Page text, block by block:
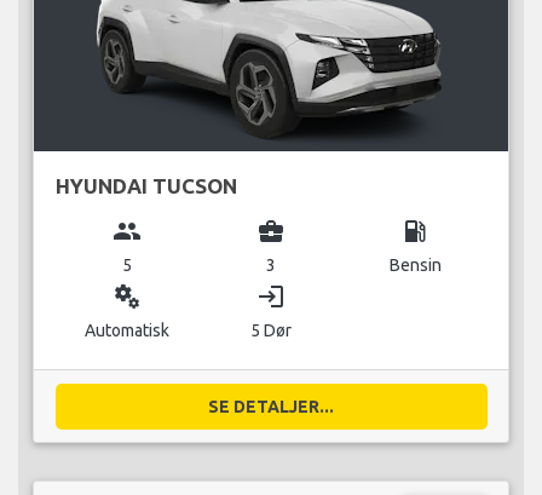
HYUNDAI TUCSON
group
5
business_center
3
local_gas_station
Bensin
miscellaneous_services
Automatisk
login
5 Dør
SE DETALJER...